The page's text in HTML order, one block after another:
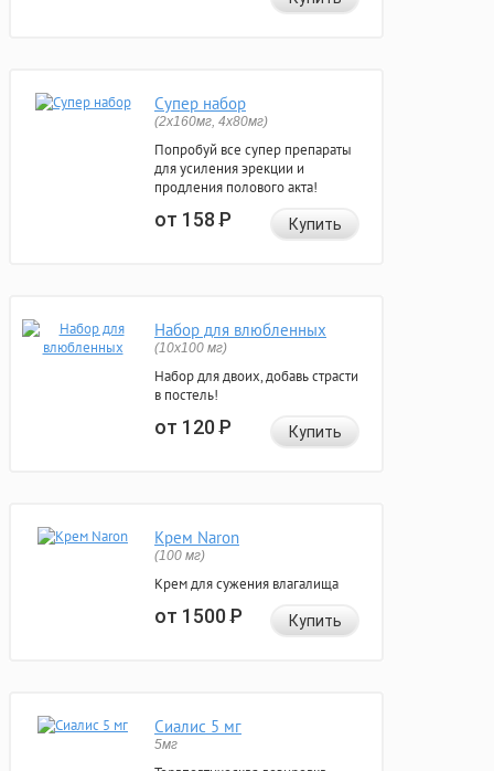
Супер набор
(2х160мг, 4х80мг)
Попробуй все супер препараты
для усиления эрекции и
продления полового акта!
от 158Р Купить
Набор для влюбленных
(10х100 мг)
Набор для двоих, добавь страсти
в постель!
от 120Р Купить
Крем Naron
(100 мг)
Крем для сужения влагалища
от 1500Р Купить
Сиалис 5 мг
5мг